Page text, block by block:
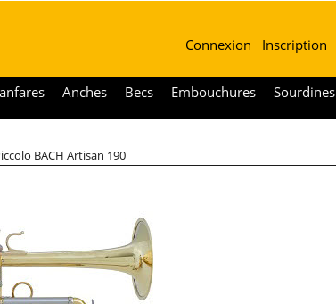
Connexion Inscription
Anches Becs Embouchures Sourdines
BACH Artisan 190